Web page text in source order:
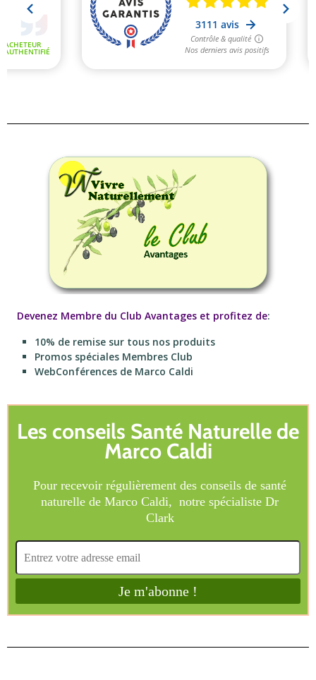
Devenez Membre du Club Avantages et profitez de:
10% de remise sur tous nos produits
Promos spéciales Membres Club
WebConférences de Marco Caldi